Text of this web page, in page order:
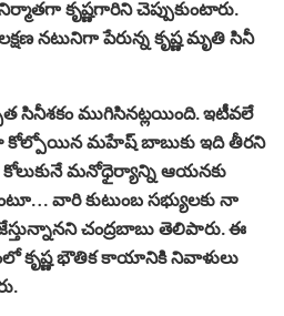
కృష్ణగారిని చెప్పుకుంటారు.
నటునిగా పేరున్న కృష్ణ మృతి సినీ
సినీశకం ముగిసినట్లయింది. ఇటీవలే
కోల్పోయిన మహేష్ బాబుకు ఇది తీరని
మనోధైర్యాన్ని ఆయనకు
వారి కుటుంబ సభ్యులకు నా
చంద్రబాబు తెలిపారు. ఈ
కృష్ణ భౌతిక కాయానికి నివాళులు